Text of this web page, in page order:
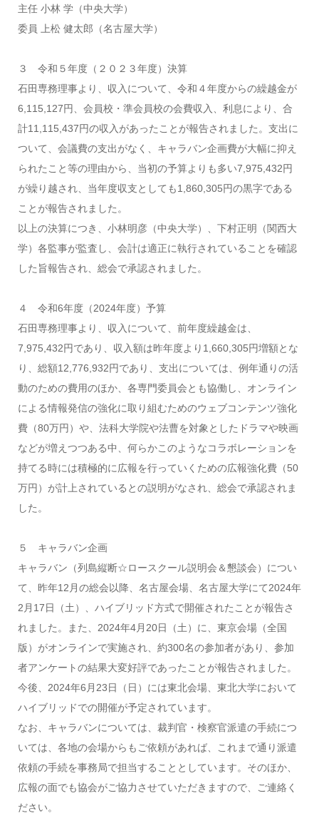
主任 小林 学（中央大学）
委員 上松 健太郎（名古屋大学）
３ 令和５年度（２０２３年度）決算
石田専務理事より、収入について、令和４年度からの繰越金が
6,115,127円、会員校・準会員校の会費収入、利息により、合
計11,115,437円の収入があったことが報告されました。支出に
ついて、会議費の支出がなく、キャラバン企画費が大幅に抑え
られたこと等の理由から、当初の予算よりも多い7,975,432円
が繰り越され、当年度収支としても1,860,305円の黒字である
ことが報告されました。
以上の決算につき、小林明彦（中央大学）、下村正明（関西大
学）各監事が監査し、会計は適正に執行されていることを確認
した旨報告され、総会で承認されました。
４ 令和6年度（2024年度）予算
石田専務理事より、収入について、前年度繰越金は、
7,975,432円であり、収入額は昨年度より1,660,305円増額とな
り、総額12,776,932円であり、支出については、例年通りの活
動のための費用のほか、各専門委員会とも協働し、オンライン
による情報発信の強化に取り組むためのウェブコンテンツ強化
費（80万円）や、法科大学院や法曹を対象としたドラマや映画
などが増えつつある中、何らかこのようなコラボレーションを
持てる時には積極的に広報を行っていくための広報強化費（50
万円）が計上されているとの説明がなされ、総会で承認されま
した。
５ キャラバン企画
キャラバン（列島縦断☆ロースクール説明会＆懇談会）につい
て、昨年12月の総会以降、名古屋会場、名古屋大学にて2024年
2月17日（土）、ハイブリッド方式で開催されたことが報告さ
れました。また、2024年4月20日（土）に、東京会場（全国
版）がオンラインで実施され、約300名の参加者があり、参加
者アンケートの結果大変好評であったことが報告されました。
今後、2024年6月23日（日）には東北会場、東北大学において
ハイブリッドでの開催が予定されています。
なお、キャラバンについては、裁判官・検察官派遣の手続につ
いては、各地の会場からもご依頼があれば、これまで通り派遣
依頼の手続を事務局で担当することとしています。そのほか、
広報の面でも協会がご協力させていただきますので、ご連絡く
ださい。